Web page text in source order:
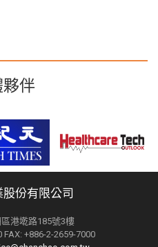
伴
份有限公司
港墘路185號3樓
FAX: +886-2-2659-7000